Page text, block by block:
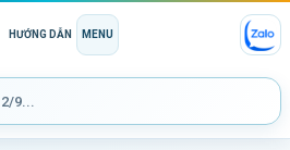
HƯỚNG DẪN MENU